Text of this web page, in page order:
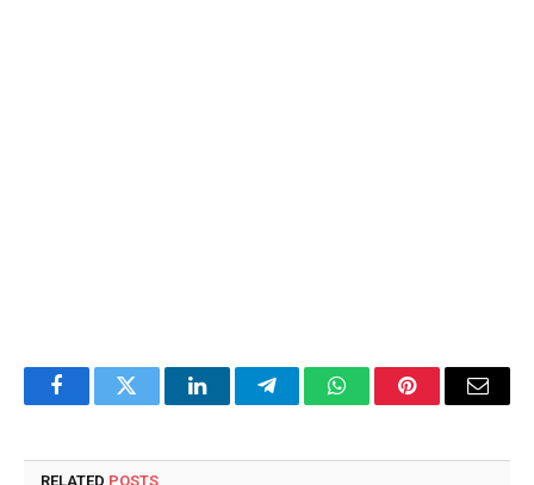
FacebookTwitter LinkedInTelegramWhatsAppPinterestEmail
RELATED POSTS